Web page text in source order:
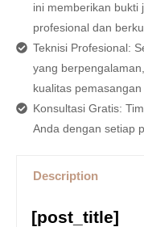
ini memberikan bukti
profesional dan
Teknisi Profesional:
yang
kualitas
Konsultasi Gratis:
Anda dengan setiap
Description
[post_title]